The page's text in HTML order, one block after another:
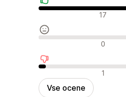
Pozitivne ocene 17
Nevtralne ocene 0
Negativne ocene 1
Vse ocene